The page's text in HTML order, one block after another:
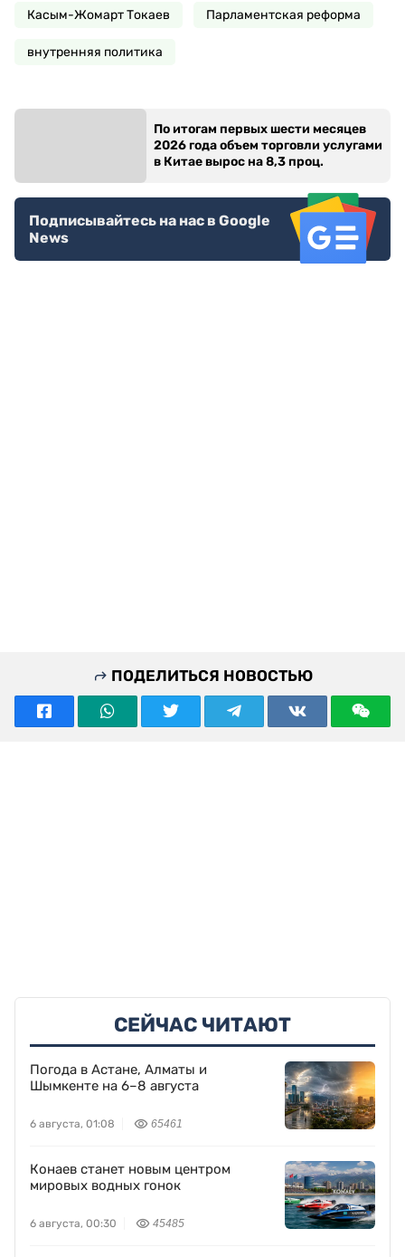
Касым-Жомарт Токаев Парламентская реформа
внутренняя политика
По итогам первых шести месяцев
2026 года объем торговли услугами
в Китае вырос на 8,3 проц.
Подписывайтесь на нас в Google
ПОДЕЛИТЬСЯ НОВОСТЬЮ
СЕЙЧАС ЧИТАЮТ
Погода в Астане, Алматы и
Конаев станет новым центром